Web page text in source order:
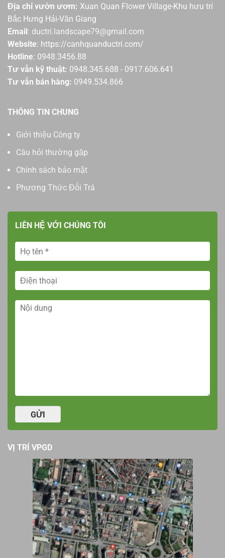
Địa chỉ vườn ươm: Xuan Quan Flower Village-Khu hưu trí
Bắc Hưng Hải-Văn Giang
Email : ductri.landscape79@gmail.com
Website: https://canhquanductri.com/
Hotline: 0948.3456.88
Tư vấn kỹ thuật: 0948.345.688 - 0917.606.641
Tư vấn bán hàng: 0949.534.866
THÔNG TIN CHUNG
Giới thiệu Công ty
Câu hỏi thường gặp
Chính sách bảo mật
Phương Thức Đổi Trả
LIÊN HỆ VỚI CHÚNG TÔI
GỬI
VỊ TRÍ VPGD